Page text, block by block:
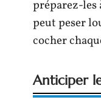
préparez-les
peut peser
cocher
Anticiper